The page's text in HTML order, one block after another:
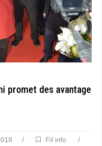
promet des avantage
/ Fil info
/